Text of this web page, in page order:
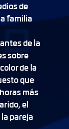
de
familia
de la
sobre
de la
que
más
el
pareja